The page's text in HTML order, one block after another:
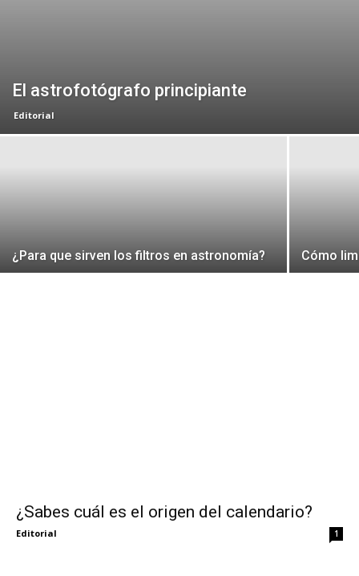
El astrofotógrafo principiante
Editorial
¿Para que sirven los filtros en astronomía? Cómo
¿Sabes cuál es el origen del calendario?
Editorial 1